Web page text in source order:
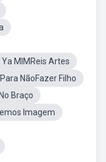
Ya MIMReis Artes
NãoFazer Filho
Braço
Imagem